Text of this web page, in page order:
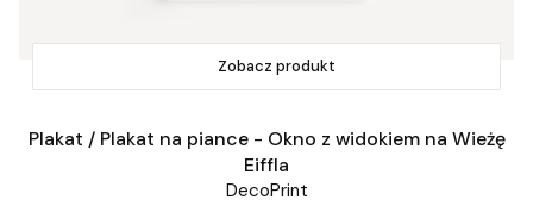
Zobacz produkt
Plakat / Plakat na piance - Okno z widokiem na Wieżę
Eiffla
DecoPrint